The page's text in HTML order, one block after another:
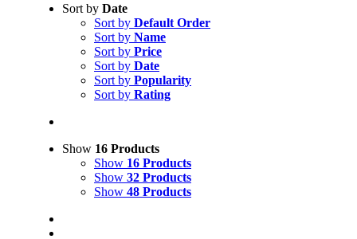
Sort by Date
Sort by Default Order
Sort by Name
Sort by Price
Sort by Date
Sort by Popularity
Sort by Rating
Show 16 Products
Show 16 Products
Show 32 Products
Show 48 Products